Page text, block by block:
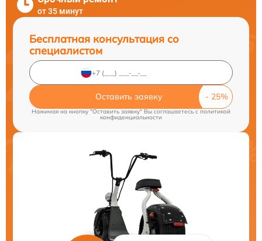
от 35 минут
Бесплатная консультация со
специалистом
Оставить заявку
Нажимая на кнопку "Оставить заявку" Вы соглашаетесь cполитикой
конфиденциальности